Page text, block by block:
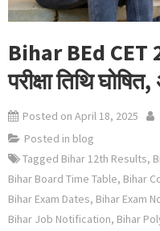
Bihar BEd
परीक्षा तिथि
Posted on April 18, 2025
Posted in blog
Tagged Bihar 12th Results,
Bihar Board Time Table, Bihar
Bihar Exam Dates, Bihar Exam
Bihar Job Notification, Bihar